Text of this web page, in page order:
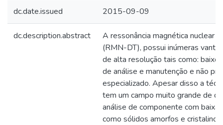
dc.date.issued 2015-09-09
dc.description.abstract
A ressonância magnética nuclear
(RMN-DT), possui inúmeras
de alta resolução tais como:
de análise e manutenção e não
especializado. Apesar disso a
tem um campo muito grande de
análise de componente com baixa
como sólidos amorfos e